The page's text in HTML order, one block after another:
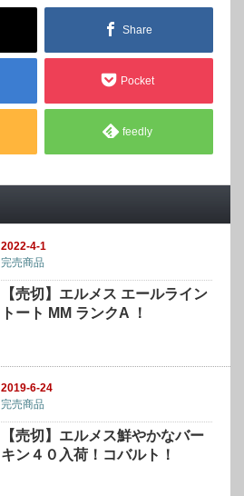
Share
Pocket
feedly
2022-4-1
完売商品
【売切】エルメス エールライン
トート MM ランクA ！
2019-6-24
完売商品
【売切】エルメス鮮やかなバー
キン４０入荷！コバルト！